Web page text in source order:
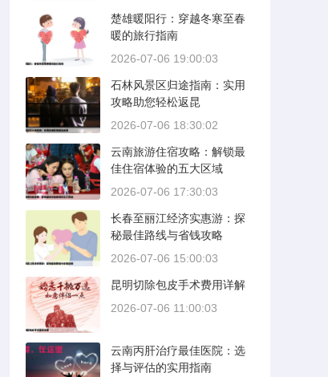
楚雄暖阳行：穿越冬寒至春
暖的旅行指南
2026-07-06 19:00:03
石林风景区归途指南：实用
攻略助您轻松返昆
2026-07-06 18:30:02
云南旅游住宿攻略：解锁最
佳住宿体验的五大区域
2026-07-06 17:30:03
长春至丽江经济实惠游：探
秘最佳路线与省钱攻略
2026-07-06 15:00:03
昆明切除包皮手术费用详解
2026-07-06 11:00:03
云南丙肝治疗最佳医院：选
择与评估的实用指南